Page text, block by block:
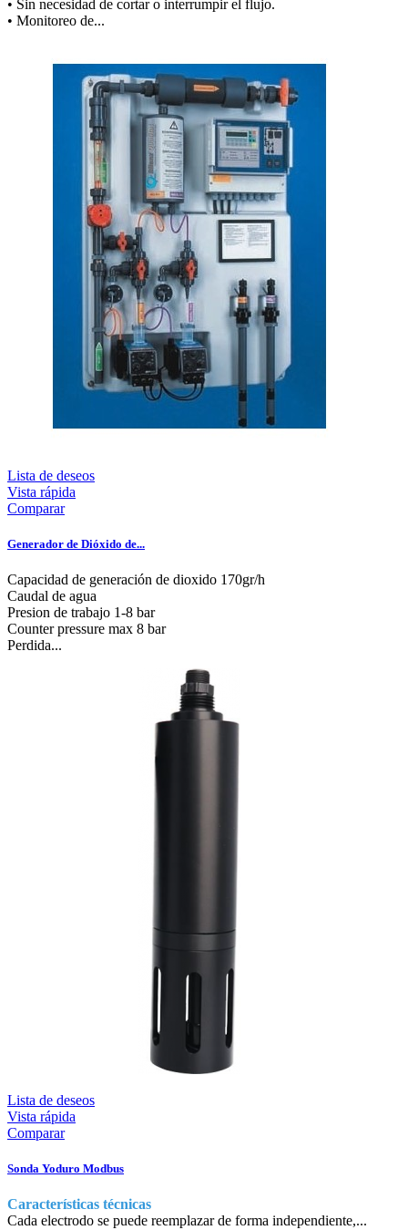
• Sin necesidad de cortar o interrumpir el flujo.
• Monitoreo de...
Lista de deseos
Vista rápida
Comparar
Generador de Dióxido de...
Capacidad de generación de dioxido 170gr/h
Caudal de agua
Presion de trabajo 1-8 bar
Counter pressure max 8 bar
Perdida...
Lista de deseos
Vista rápida
Comparar
Sonda Yoduro Modbus
Características técnicas
Cada electrodo se puede reemplazar de forma independiente,...